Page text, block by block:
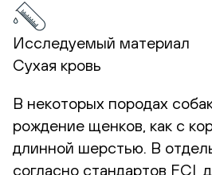
Исследуемый материал
Сухая кровь
В некоторых породах
рождение щенков, как с
длинной шерстью. В
согласно стандартов FCI,